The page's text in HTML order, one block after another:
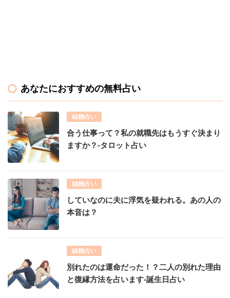
あなたにおすすめの無料占い
結婚占い
合う仕事って？私の就職先はもうすぐ決まり
ますか？-タロット占い
結婚占い
していなのに夫に浮気を疑われる。あの人の
本音は？
結婚占い
別れたのは運命だった！？二人の別れた理由
と復縁方法を占います-誕生日占い